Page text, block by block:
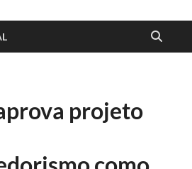
projeto